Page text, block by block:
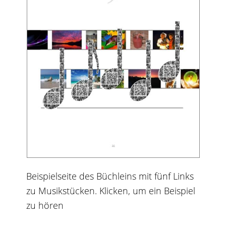
Beispielseite des Büchleins mit fünf Links
zu Musikstücken. Klicken, um ein Beispiel
zu hören